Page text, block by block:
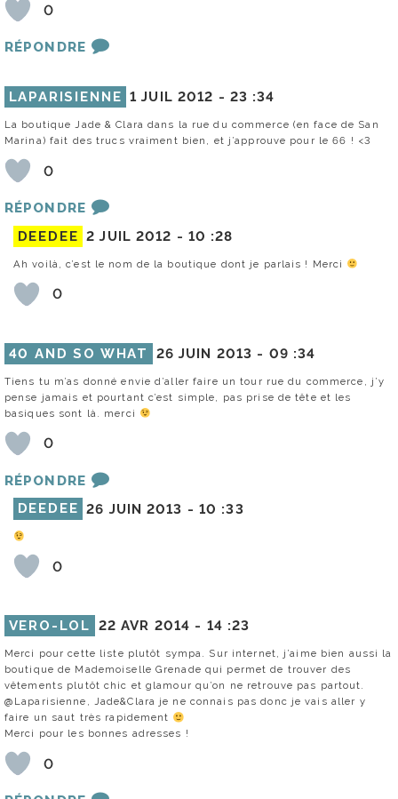
0
RÉPONDRE
LAPARISIENNE 1 JUIL 2012 - 23 :34
La boutique Jade & Clara dans la rue du commerce (en face de San
Marina) fait des trucs vraiment bien, et j’approuve pour le 66 ! <3
0
RÉPONDRE
DEEDEE 2 JUIL 2012 - 10 :28
Ah voilà, c’est le nom de la boutique dont je parlais ! Merci
0
40 AND SO WHAT 26 JUIN 2013 - 09 :34
Tiens tu m’as donné envie d’aller faire un tour rue du commerce, j’y
pense jamais et pourtant c’est simple, pas prise de tête et les
basiques sont là. merci
0
RÉPONDRE
DEEDEE 26 JUIN 2013 - 10 :33
0
VERO-LOL 22 AVR 2014 - 14 :23
Merci pour cette liste plutôt sympa. Sur internet, j’aime bien aussi la
boutique de Mademoiselle Grenade qui permet de trouver des
vêtements plutôt chic et glamour qu’on ne retrouve pas partout.
@Laparisienne, Jade&Clara je ne connais pas donc je vais aller y
faire un saut très rapidement
Merci pour les bonnes adresses !
0